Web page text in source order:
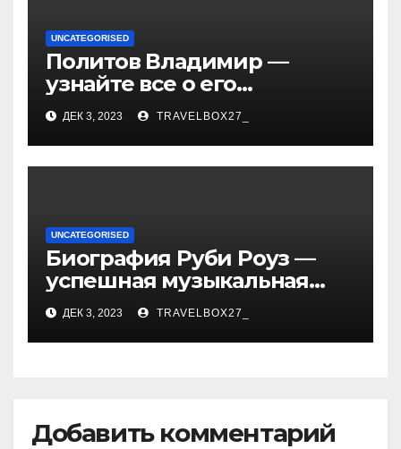
UNCATEGORISED
Политов Владимир —
узнайте все о его
биографии, возрасте и
впечатляющих
достижениях!
ДЕК 3, 2023 TRAVELBOX27_
UNCATEGORISED
Биография Руби Роуз —
успешная музыкальная
карьера, личная жизнь и
знаковые достижения
ДЕК 3, 2023 TRAVELBOX27_
Добавить комментарий